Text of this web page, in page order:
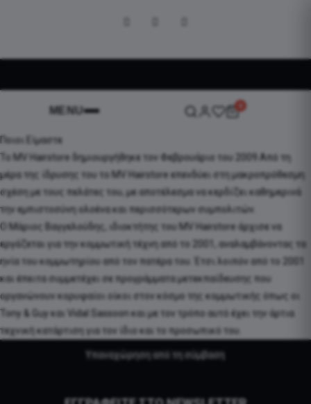
MENU
Ποιοι Είμαστε
Το MV Hairstore δημιουργήθηκε τον Φεβρουάριο του 2009.Από τη
μέρα της ίδρυσης του το MV Hairstore επενδύει στη μακροπρόθεσμη
σχέση με τους πελάτες του, με αποτέλεσμα να κερδίζει καθημερινά
την εμπιστοσύνη ολοένα και περισσότερων συμπολιτών.
Ο Μάριος Βαγγελούδης, ιδιοκτήτης του MV Hairstore άρχισε να
εργάζεται για την κομμωτική τέχνη από το 2001, αναλαμβάνοντας τα
ηνία του κομμωτηρίου από τον πατέρα του. Έτσι λοιπόν από το 2001
και έπειτα συμμετέχει σε προγράμματα μετεκπαίδευσης που
οργανώνουν κορυφαίοι οίκοι στον κόσμο της κομμωτικής όπως οι
Tony & Guy και Vidal Sassoon και με τον τρόπο αυτό έχει την άρτια
τεχνική κατάρτιση για τον ίδιο και το προσωπικό του.
Υπαναχώρηση από τη σύμβαση